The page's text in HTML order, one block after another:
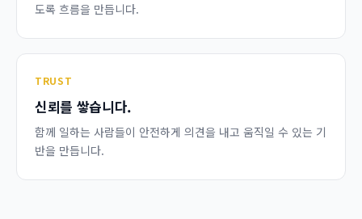
도록 흐름을 만듭니다.
TRUST
신뢰를 쌓습니다.
함께 일하는 사람들이 안전하게 의견을 내고 움직일 수 있는 기
반을 만듭니다.